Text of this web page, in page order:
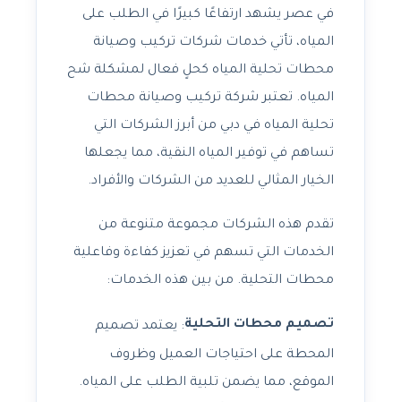
في عصر يشهد ارتفاعًا كبيرًا في الطلب على
المياه، تأتي خدمات شركات تركيب وصيانة
محطات تحلية المياه كحلٍ فعال لمشكلة شح
المياه. تعتبر شركة تركيب وصيانة محطات
تحلية المياه في دبي من أبرز الشركات التي
تساهم في توفير المياه النقية، مما يجعلها
الخيار المثالي للعديد من الشركات والأفراد.
تقدم هذه الشركات مجموعة متنوعة من
الخدمات التي تسهم في تعزيز كفاءة وفاعلية
محطات التحلية. من بين هذه الخدمات:
تصميم محطات التحلية: يعتمد تصميم
المحطة على احتياجات العميل وظروف
الموقع، مما يضمن تلبية الطلب على المياه.